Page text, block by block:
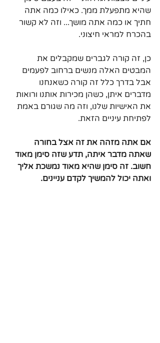
שהיא מתפעלת ממך. כאילו כמה אתה
חתיך או כמה אתה מושך... וזה לא קשור
בהכרח למראי חיצוני.
כן, זה קורה לגברים שמקבלים את
המבטים האלה מנשים ברחוב לפעמים
אבל בדרך כלל זה קורה כשאנחנו
מדברים איתן, כשהן מכירות אותנו ורואות
את האישיות שלנו, וזה מה שגורם באמת
לפתיחת עיניים הזאת.
אם אתה מזהה את זה אצל בחורה
שאתה מדבר איתה, תדע שזה סימן מאוד
חשוב. זה סימן שהיא מאוד נמשכת אליך
ואתה יכול להמשיך לקדם עניינים.